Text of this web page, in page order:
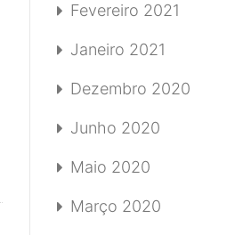
Fevereiro 2021
Janeiro 2021
Dezembro 2020
Junho 2020
Maio 2020
Março 2020